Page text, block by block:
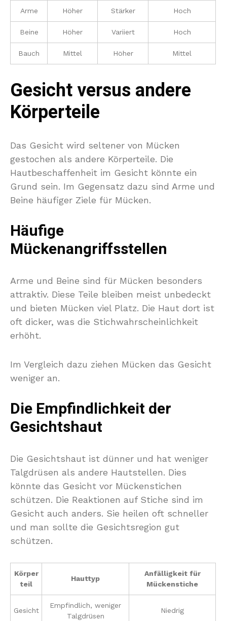
Arme Höher Stärker Hoch
Beine Höher Variiert Hoch
Bauch Mittel Höher Mittel
Gesicht versus andere
Körperteile
Das Gesicht wird seltener von Mücken
gestochen als andere Körperteile. Die
Hautbeschaffenheit im Gesicht könnte ein
Grund sein. Im Gegensatz dazu sind Arme und
Beine häufiger Ziele für Mücken.
Häufige
Mückenangriffsstellen
Arme und Beine sind für Mücken besonders
attraktiv. Diese Teile bleiben meist unbedeckt
und bieten Mücken viel Platz. Die Haut dort ist
oft dicker, was die Stichwahrscheinlichkeit
erhöht.
Im Vergleich dazu ziehen Mücken das Gesicht
weniger an.
Die Empfindlichkeit der
Gesichtshaut
Die Gesichtshaut ist dünner und hat weniger
Talgdrüsen als andere Hautstellen. Dies
könnte das Gesicht vor Mückenstichen
schützen. Die Reaktionen auf Stiche sind im
Gesicht auch anders. Sie heilen oft schneller
und man sollte die Gesichtsregion gut
schützen.
Körper
teil
Hauttyp
Anfälligkeit für
Mückenstiche
Gesicht
Empfindlich, weniger
Talgdrüsen
Niedrig